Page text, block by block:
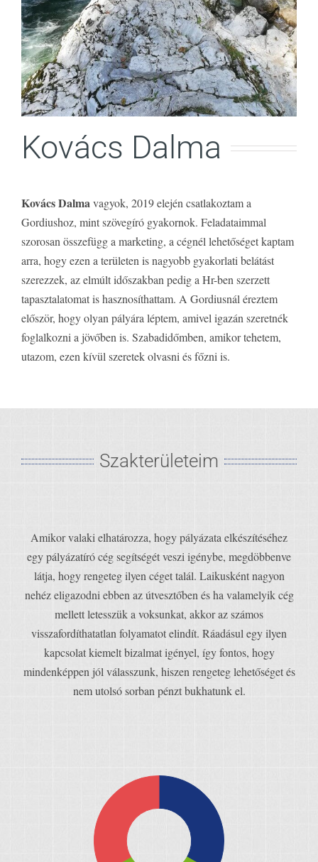
Kovács Dalma
Kovács Dalmavagyok, 2019 elején csatlakoztam a
Gordiushoz, mint szövegíró gyakornok. Feladataimmal
szorosan összefügg a marketing, a cégnél lehetőséget kaptam
arra, hogy ezen a területen is nagyobb gyakorlati belátást
szerezzek, az elmúlt időszakban pedig a Hr-ben szerzett
tapasztalatomat is hasznosíthattam. A Gordiusnál éreztem
először, hogy olyan pályára léptem, amivel igazán szeretnék
foglalkozni a jövőben is. Szabadidőmben, amikor tehetem,
utazom, ezen kívül szeretek olvasni és főzni is.
Szakterületeim
Amikor valaki elhatározza, hogy pályázata elkészítéséhez
egy pályázatíró cég segítségét veszi igénybe, megdöbbenve
látja, hogy rengeteg ilyen céget talál. Laikusként nagyon
nehéz eligazodni ebben az útvesztőben és ha valamelyik cég
mellett letesszük a voksunkat, akkor az számos
visszafordíthatatlan folyamatot elindít. Ráadásul egy ilyen
kapcsolat kiemelt bizalmat igényel, így fontos, hogy
mindenképpen jól válasszunk, hiszen rengeteg lehetőséget és
nem utolsó sorban pénzt bukhatunk el.